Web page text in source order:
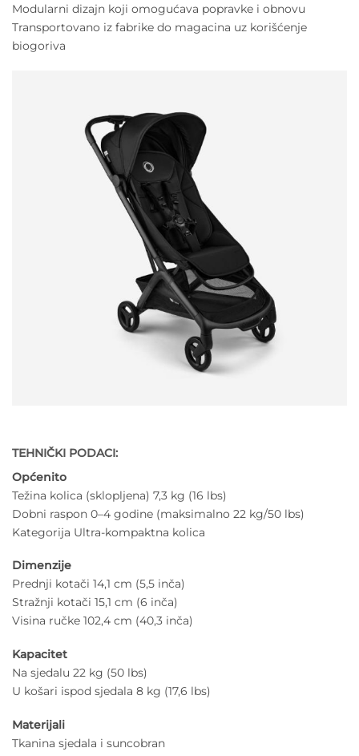
Modularni dizajn koji omogućava popravke i obnovu
Transportovano iz fabrike do magacina uz korišćenje
biogoriva
TEHNIČKI PODACI:
Općenito
Težina kolica (sklopljena) 7,3 kg (16 lbs)
Dobni raspon 0–4 godine (maksimalno 22 kg/50 lbs)
Kategorija Ultra-kompaktna kolica
Dimenzije
Prednji kotači 14,1 cm (5,5 inča)
Stražnji kotači 15,1 cm (6 inča)
Visina ručke 102,4 cm (40,3 inča)
Kapacitet
Na sjedalu 22 kg (50 lbs)
U košari ispod sjedala 8 kg (17,6 lbs)
Materijali
Tkanina sjedala i suncobran